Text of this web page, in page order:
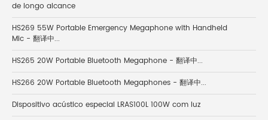
de longo alcance
HS269 55W Portable Emergency Megaphone with Handheld
Mic - 翻译中...
HS265 20W Portable Bluetooth Megaphone - 翻译中...
HS266 20W Portable Bluetooth Megaphones - 翻译中...
Dispositivo acústico especial LRAS100L 100W com luz